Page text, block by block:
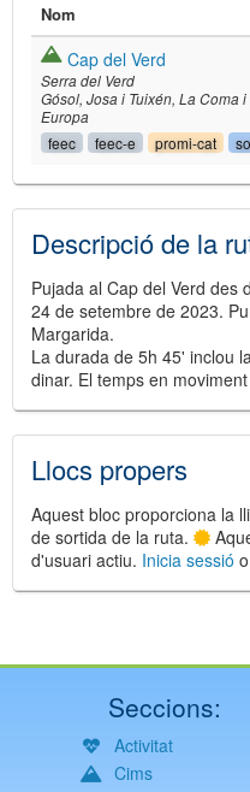
©
and
©
Nom
Cap del Verd
Serra del Verd
Gósol Josa i Tuixén La Coma i
Europa
feec feec-e promi-cat
Descripció de la
Pujada al Cap del Verd des
24 de setembre de 2023.
Margarida.
La durada de 5h 45' inclou
dinar. El temps en
Llocs propers
Aquest bloc proporciona la
de sortida de la ruta.
d'usuari actiu. Inicia sessió o
Seccions:
Activitat
Cims